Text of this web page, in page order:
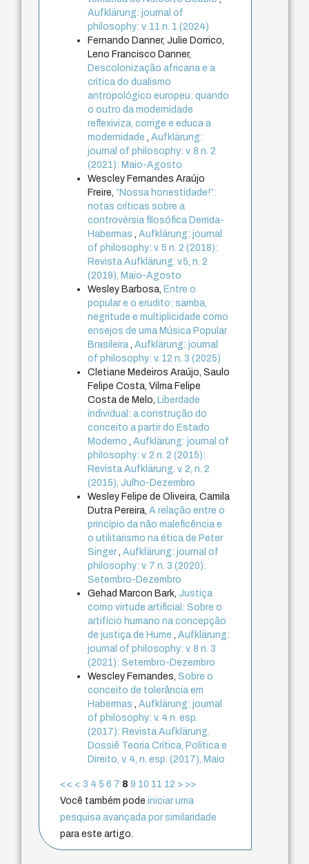
Aufklärung: journal of
philosophy: v. 11 n. 1 (2024)
Fernando Danner, Julie Dorrico,
Leno Francisco Danner,
Descolonização africana e a
crítica do dualismo
antropológico europeu: quando
o outro da modernidade
reflexiviza, corrige e educa a
modernidade
,Aufklärung:
journal of philosophy: v. 8 n. 2
(2021): Maio-Agosto
Wescley Fernandes Araújo
Freire,“Nossa honestidade!”:
notas críticas sobre a
controvérsia filosófica Derrida-
Habermas
,Aufklärung: journal
of philosophy: v. 5 n. 2 (2018):
Revista Aufklärung. v.5, n. 2
(2019), Maio-Agosto
Wesley Barbosa,Entre o
popular e o erudito: samba,
negritude e multiplicidade como
ensejos de uma Música Popular
Brasileira ,Aufklärung: journal
of philosophy: v. 12 n. 3 (2025)
Cletiane Medeiros Araújo, Saulo
Felipe Costa, Vilma Felipe
Costa de Melo,Liberdade
individual: a construção do
conceito a partir do Estado
Moderno
,Aufklärung: journal of
philosophy: v. 2 n. 2 (2015):
Revista Aufklärung. v. 2, n. 2
(2015), Julho-Dezembro
Wesley Felipe de Oliveira, Camila
Dutra Pereira,A relação entre o
princípio da não maleficência e
o utilitarismo na ética de Peter
Singer ,Aufklärung: journal of
philosophy: v. 7 n. 3 (2020):
Setembro-Dezembro
Gehad Marcon Bark,Justiça
como virtude artificial: Sobre o
artifício humano na concepção
de justiça de Hume
,Aufklärung:
journal of philosophy: v. 8 n. 3
(2021): Setembro-Dezembro
Wescley Fernandes,Sobre o
conceito de tolerância em
Habermas
,Aufklärung: journal
of philosophy: v. 4 n. esp.
(2017): Revista Aufklärung.
Dossiê Teoria Crítica, Política e
Direito, v. 4, n. esp. (2017), Maio
<< < 3 4 5 6 7 8 9 10 11 12 > >>
Você também podeiniciar uma
pesquisa avançada por similaridade
para este artigo.